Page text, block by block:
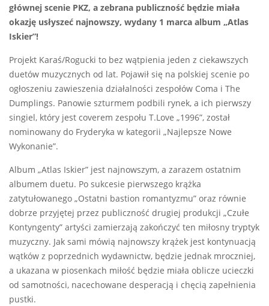
głównej scenie PKZ, a zebrana publiczność będzie miała
okazję usłyszeć najnowszy, wydany 1 marca album „Atlas
Iskier”!
Projekt Karaś/Rogucki to bez wątpienia jeden z ciekawszych
duetów muzycznych od lat. Pojawił się na polskiej scenie po
ogłoszeniu zawieszenia działalności zespołów Coma i The
Dumplings. Panowie szturmem podbili rynek, a ich pierwszy
singiel, który jest coverem zespołu T.Love „1996”, został
nominowany do Fryderyka w kategorii „Najlepsze Nowe
Wykonanie”.
Album „Atlas Iskier” jest najnowszym, a zarazem ostatnim
albumem duetu. Po sukcesie pierwszego krążka
zatytułowanego „Ostatni bastion romantyzmu” oraz równie
dobrze przyjętej przez publiczność drugiej produkcji „Czułe
Kontyngenty” artyści zamierzają zakończyć ten miłosny tryptyk
muzyczny. Jak sami mówią najnowszy krążek jest kontynuacją
wątków z poprzednich wydawnictw, będzie jednak mroczniej,
a ukazana w piosenkach miłość będzie miała oblicze ucieczki
od samotności, nacechowane desperacją i chęcią zapełnienia
pustki.